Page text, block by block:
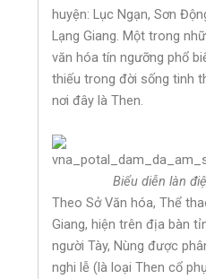
huyện: Lục Ngạn, Sơn
Lạng Giang. Một trong
văn hóa tín ngưỡng phổ
thiếu trong đời sống tinh
nơi đây là Then.
Biểu diễn làn
Theo Sở Văn hóa, Thể
Giang, hiện trên địa bàn
người Tày, Nùng được
nghi lễ (là loại Then cổ